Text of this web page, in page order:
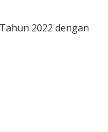
2022 dengan